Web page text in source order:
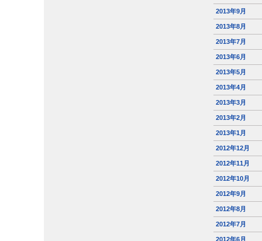
2013年9月
2013年8月
2013年7月
2013年6月
2013年5月
2013年4月
2013年3月
2013年2月
2013年1月
2012年12月
2012年11月
2012年10月
2012年9月
2012年8月
2012年7月
2012年6月